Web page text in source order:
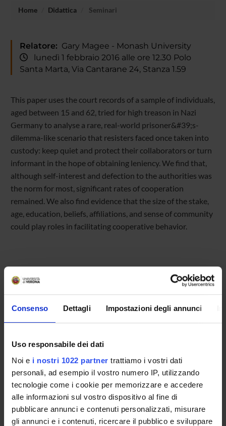
Consenso Dettagli Impostazioni degli annunci
Uso responsabile dei dati
Noi e i nostri 1022 partner trattiamo i vostri dati
personali, ad esempio il vostro numero IP, utilizzando
tecnologie come i cookie per memorizzare e accedere
alle informazioni sul vostro dispositivo al fine di
pubblicare annunci e contenuti personalizzati, misurare
gli annunci e i contenuti, ricercare il pubblico e sviluppare
Home Didattica Seminari
Relatore: Gary Magee - Monash University
lunedì 1 febbraio 2016 alle ore 12.30 Polo
Santa Marta, Via Cantarane 24, Stanza 1.59
This paper uses the court records of a sample of individuals,
aged between 15 and 62, tried for high treason in Nazi
Germany to analyse a rare, real-world prisoner&#39;s-
dilemma-like scenario that resisters faced once taken into
custody: keep quiet and protect their collaborators or turn
informant in the hope of obtaining leniency. We find that,
although self-interest and defection to the authorities was
the norm for most, significant rates of cooperation
remained. We also find evidence that the size of the stake,
age, education, beliefs, affiliations, and sense of community
could play roles in facilitating cooperative behavior.
Referente
Referente esterno
OFFERTA FORMATIVA
CORSI DI STUDIO